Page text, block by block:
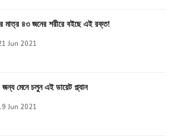
মাত্র ৪৩ জনের শরীরে বইছে এই রক্ত!
Jun 2021
জন্য মেনে চলুন এই ডায়েট প্ল্যান
Jun 2021